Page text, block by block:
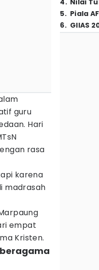
guru
Hari
rasa
karena
madrasah
empat
Kristen.
4. Nilai
5. Piala
6. GIIAS